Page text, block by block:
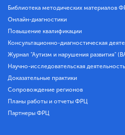
Библиотека методических материалов
Онлайн-диагностики
Повышение квалификации
Консультационно-диагностическая
Журнал "Аутизм и нарушения развития"
Научно-исследовательская деятельность
Доказательные практики
Сопровождение регионов
Планы работы и отчеты ФРЦ
Партнеры ФРЦ